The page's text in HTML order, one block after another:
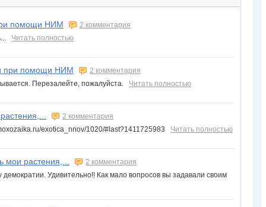
помощи НИМ
2 комментария
Читать полностью
при помощи НИМ
2 комментария
Перезалейте, пожалуйста. Читать полностью
2 комментария
exotica_nnov/1020/#last?1411725983 Читать полностью
мои растения,...
2 комментария
Удивительно!! Как мало вопросов вы задавали своим